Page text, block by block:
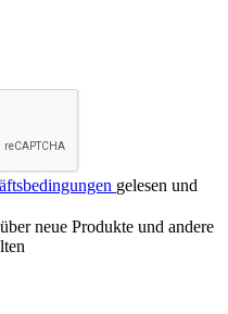
gelesen und
neue Produkte und andere